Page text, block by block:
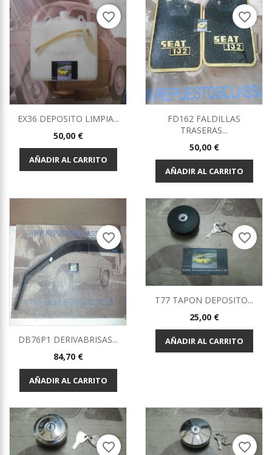
EX36 DEPOSITO LIMPIA...
Precio
50,00 €
AÑADIR AL CARRITO
favorite_border
FD162 FALDILLAS
TRASERAS...
Precio
50,00 €
AÑADIR AL CARRITO
favorite_border
DB76P1 DERIVABRISAS...
Precio
84,70 €
AÑADIR AL CARRITO
favorite_border
T77 TAPON DEPOSITO...
Precio
25,00 €
AÑADIR AL CARRITO
favorite_border
favorite_border favorite_border